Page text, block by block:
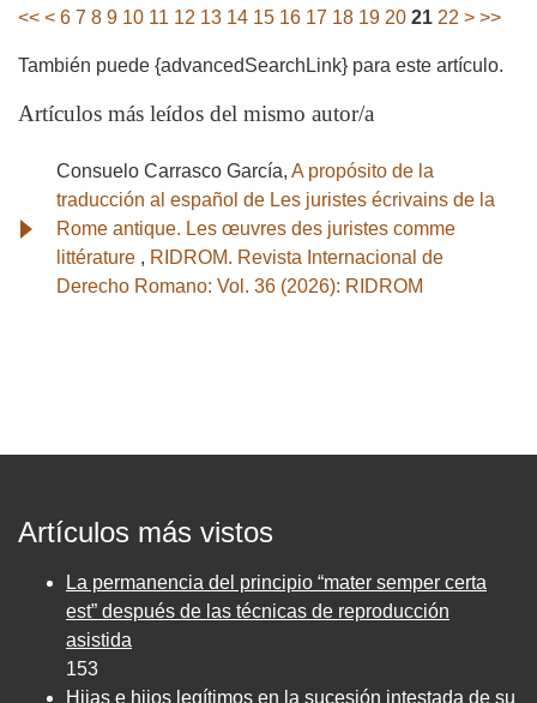
<< < 6 7 8 9 10 11 12 13 14 15 16 17 18 19 20 21 22 > >>
También puede {advancedSearchLink} para este artículo.
Artículos más leídos del mismo autor/a
Consuelo Carrasco García, A propósito de la
traducción al español de Les juristes écrivains de la
Rome antique. Les œuvres des juristes comme
littérature , RIDROM. Revista Internacional de
Derecho Romano: Vol. 36 (2026): RIDROM
Artículos más vistos
La permanencia del principio “mater semper certa
est” después de las técnicas de reproducción
asistida
153
Hijas e hijos legítimos en la sucesión intestada de su